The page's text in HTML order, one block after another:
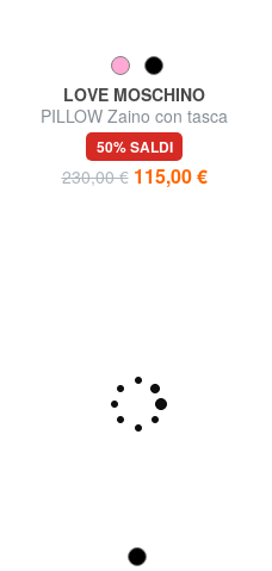
LOVE MOSCHINO
PILLOW Zaino con tasca
frontale
50% SALDI
230,00 € 115,00 €